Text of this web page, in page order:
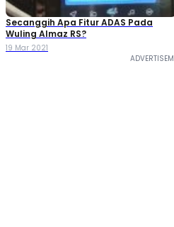
Secanggih Apa Fitur ADAS Pada
Wuling Almaz RS?
19 Mar 2021